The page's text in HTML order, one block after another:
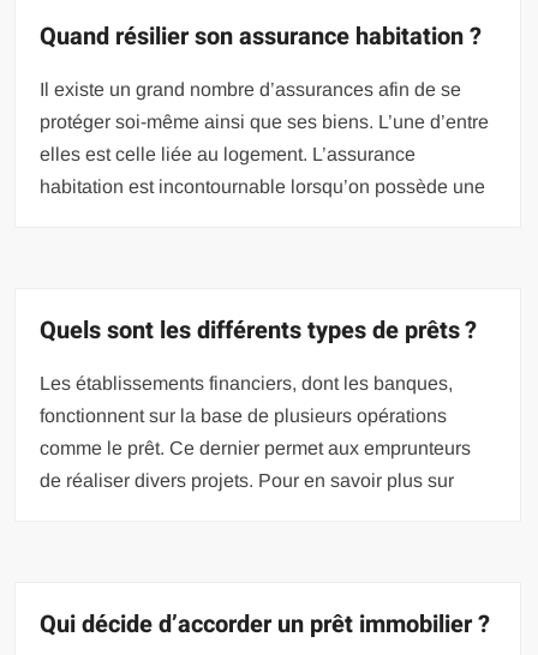
Quand résilier son assurance habitation ?
Il existe un grand nombre d’assurances afin de se
protéger soi-même ainsi que ses biens. L’une d’entre
elles est celle liée au logement. L’assurance
habitation est incontournable lorsqu’on possède une
Quels sont les différents types de prêts ?
Les établissements financiers, dont les banques,
fonctionnent sur la base de plusieurs opérations
comme le prêt. Ce dernier permet aux emprunteurs
de réaliser divers projets. Pour en savoir plus sur
Qui décide d’accorder un prêt immobilier ?